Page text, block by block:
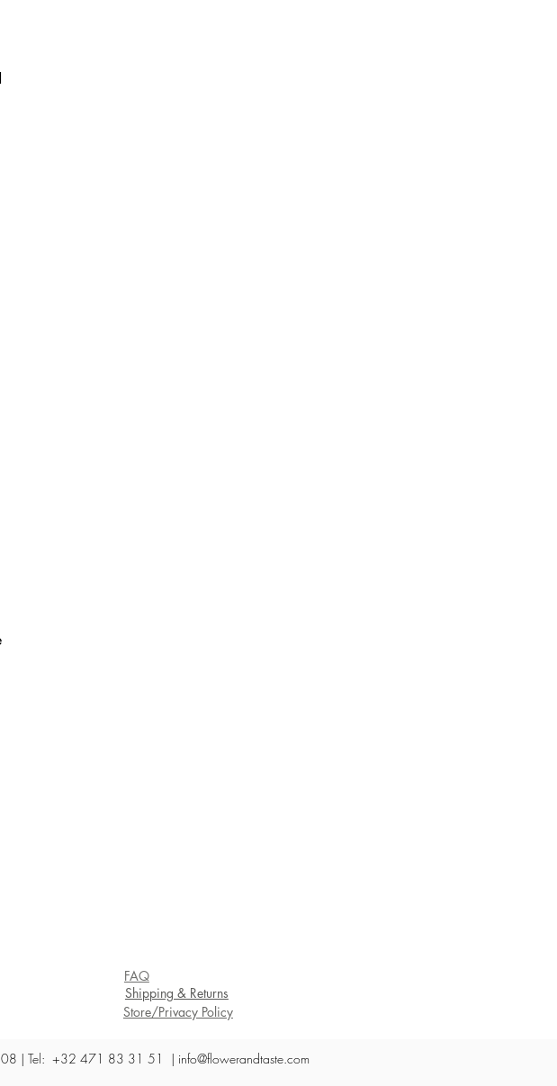
FAQ
Shipping & Returns
Store/Privacy Policy
| Tel: +32 471 83 31 51 | info@flowerandtaste.com